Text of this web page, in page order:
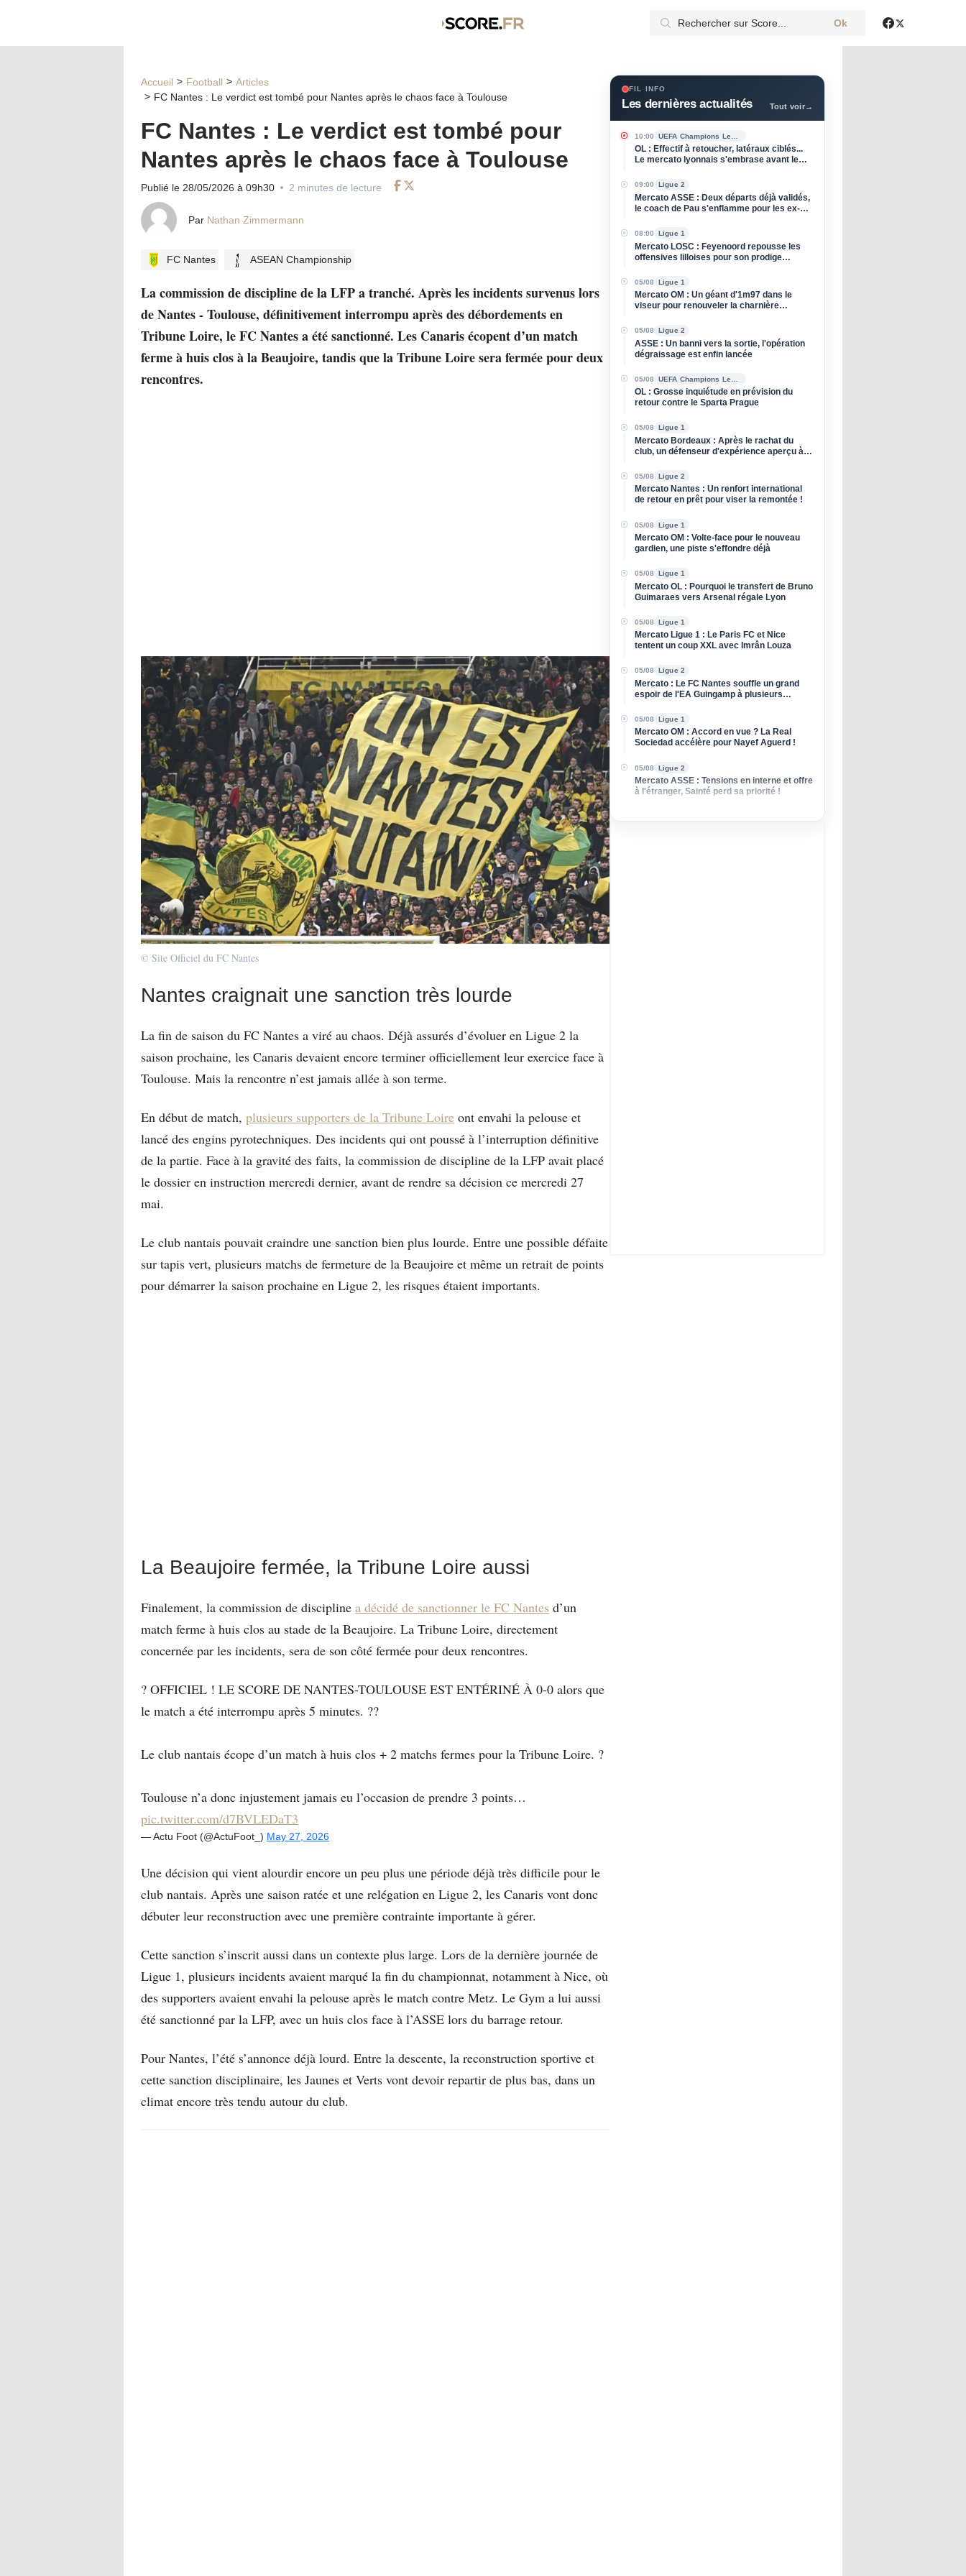
Ok
Accueil Football
Articles
FC Nantes : Le verdict est tombé pour Nantes après le chaos face à Toulouse
FC Nantes : Le verdict est tombé pour
Nantes après le chaos face à Toulouse
Publié le 28/05/2026 à 09h30
2 minutes de lecture
Par Nathan Zimmermann
FC Nantes ASEAN Championship
La commission de discipline de la LFP a tranché. Après les incidents survenus lors
de Nantes - Toulouse, définitivement interrompu après des débordements en
Tribune Loire, le FC Nantes a été sanctionné. Les Canaris écopent d’un match
ferme à huis clos à la Beaujoire, tandis que la Tribune Loire sera fermée pour deux
rencontres.
© Site Officiel du FC Nantes
Nantes craignait une sanction très lourde
La fin de saison du FC Nantes a viré au chaos. Déjà assurés d’évoluer en Ligue 2 la
saison prochaine, les Canaris devaient encore terminer officiellement leur exercice face à
Toulouse. Mais la rencontre n’est jamais allée à son terme.
En début de match, plusieurs supporters de la Tribune Loire ont envahi la pelouse et
lancé des engins pyrotechniques. Des incidents qui ont poussé à l’interruption définitive
de la partie. Face à la gravité des faits, la commission de discipline de la LFP avait placé
le dossier en instruction mercredi dernier, avant de rendre sa décision ce mercredi 27
mai.
Le club nantais pouvait craindre une sanction bien plus lourde. Entre une possible défaite
sur tapis vert, plusieurs matchs de fermeture de la Beaujoire et même un retrait de points
pour démarrer la saison prochaine en Ligue 2, les risques étaient importants.
La Beaujoire fermée, la Tribune Loire aussi
Finalement, la commission de discipline a décidé de sanctionner le FC Nantes d’un
match ferme à huis clos au stade de la Beaujoire. La Tribune Loire, directement
concernée par les incidents, sera de son côté fermée pour deux rencontres.
? OFFICIEL ! LE SCORE DE NANTES-TOULOUSE EST ENTÉRINÉ À 0-0 alors que
le match a été interrompu après 5 minutes. ??
Le club nantais écope d’un match à huis clos + 2 matchs fermes pour la Tribune Loire. ?
Toulouse n’a donc injustement jamais eu l’occasion de prendre 3 points…
pic.twitter.com/d7BVLEDaT3
— Actu Foot (@ActuFoot_) May 27, 2026
Une décision qui vient alourdir encore un peu plus une période déjà très difficile pour le
club nantais. Après une saison ratée et une relégation en Ligue 2, les Canaris vont donc
débuter leur reconstruction avec une première contrainte importante à gérer.
Cette sanction s’inscrit aussi dans un contexte plus large. Lors de la dernière journée de
Ligue 1, plusieurs incidents avaient marqué la fin du championnat, notamment à Nice, où
des supporters avaient envahi la pelouse après le match contre Metz. Le Gym a lui aussi
été sanctionné par la LFP, avec un huis clos face à l’ASSE lors du barrage retour.
Pour Nantes, l’été s’annonce déjà lourd. Entre la descente, la reconstruction sportive et
cette sanction disciplinaire, les Jaunes et Verts vont devoir repartir de plus bas, dans un
climat encore très tendu autour du club.
FIL INFO
Les dernières actualités Tout voir→
10:00
OL : Effectif à retoucher, latéraux ciblés...
Le mercato lyonnais s'embrase avant le
09:00 Ligue 2
Mercato ASSE : Deux départs déjà validés,
le coach de Pau s'enflamme pour les ex-
08:00 Ligue 1
Mercato LOSC : Feyenoord repousse les
offensives lilloises pour son prodige
05/08 Ligue 1
Mercato OM : Un géant d'1m97 dans le
viseur pour renouveler la charnière
05/08 Ligue 2
ASSE : Un banni vers la sortie, l'opération
dégraissage est enfin lancée
05/08
OL : Grosse inquiétude en prévision du
retour contre le Sparta Prague
05/08 Ligue 1
Mercato Bordeaux : Après le rachat du
club, un défenseur d'expérience aperçu à
05/08 Ligue 2
Mercato Nantes : Un renfort international
de retour en prêt pour viser la remontée !
05/08 Ligue 1
Mercato OM : Volte-face pour le nouveau
gardien, une piste s'effondre déjà
05/08 Ligue 1
Mercato OL : Pourquoi le transfert de Bruno
Guimaraes vers Arsenal régale Lyon
05/08 Ligue 1
Mercato Ligue 1 : Le Paris FC et Nice
tentent un coup XXL avec Imrân Louza
05/08 Ligue 2
Mercato : Le FC Nantes souffle un grand
espoir de l'EA Guingamp à plusieurs
05/08 Ligue 1
Mercato OM : Accord en vue ? La Real
Sociedad accélère pour Nayef Aguerd !
05/08 Ligue 2
Mercato ASSE : Tensions en interne et offre
à l'étranger, Sainté perd sa priorité !